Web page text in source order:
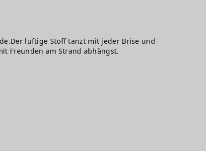
luftige Stoff tanzt mit jeder Brise und
Freunden am Strand abhängst.